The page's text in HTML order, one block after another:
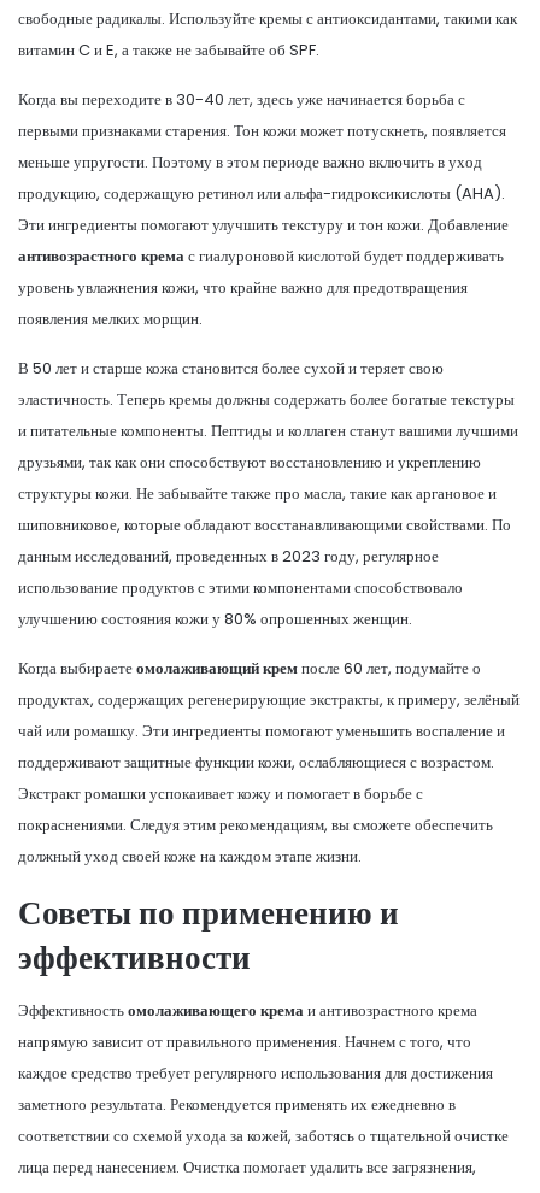
свободные радикалы. Используйте кремы с антиоксидантами, такими как
витамин C и E, а также не забывайте об SPF.
Когда вы переходите в 30-40 лет, здесь уже начинается борьба с
первыми признаками старения. Тон кожи может потускнеть, появляется
меньше упругости. Поэтому в этом периоде важно включить в уход
продукцию, содержащую ретинол или альфа-гидроксикислоты (AHA).
Эти ингредиенты помогают улучшить текстуру и тон кожи. Добавление
антивозрастного кремас гиалуроновой кислотой будет поддерживать
уровень увлажнения кожи, что крайне важно для предотвращения
появления мелких морщин.
В 50 лет и старше кожа становится более сухой и теряет свою
эластичность. Теперь кремы должны содержать более богатые текстуры
и питательные компоненты. Пептиды и коллаген станут вашими лучшими
друзьями, так как они способствуют восстановлению и укреплению
структуры кожи. Не забывайте также про масла, такие как аргановое и
шиповниковое, которые обладают восстанавливающими свойствами. По
данным исследований, проведенных в 2023 году, регулярное
использование продуктов с этими компонентами способствовало
улучшению состояния кожи у 80% опрошенных женщин.
Когда выбираетеомолаживающий кремпосле 60 лет, подумайте о
продуктах, содержащих регенерирующие экстракты, к примеру, зелёный
чай или ромашку. Эти ингредиенты помогают уменьшить воспаление и
поддерживают защитные функции кожи, ослабляющиеся с возрастом.
Экстракт ромашки успокаивает кожу и помогает в борьбе с
покраснениями. Следуя этим рекомендациям, вы сможете обеспечить
должный уход своей коже на каждом этапе жизни.
Советы по применению и
эффективности
Эффективностьомолаживающего кремаи антивозрастного крема
напрямую зависит от правильного применения. Начнем с того, что
каждое средство требует регулярного использования для достижения
заметного результата. Рекомендуется применять их ежедневно в
соответствии со схемой ухода за кожей, заботясь о тщательной очистке
лица перед нанесением. Очистка помогает удалить все загрязнения,